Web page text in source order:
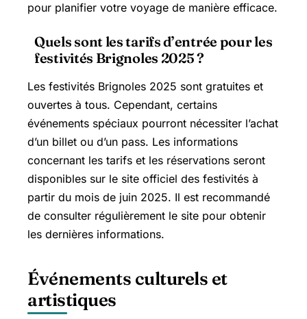
pour planifier votre voyage de manière efficace.
Quels sont les tarifs d’entrée pour les
festivités Brignoles 2025 ?
Les festivités Brignoles 2025 sont gratuites et
ouvertes à tous. Cependant, certains
événements spéciaux pourront nécessiter l’achat
d’un billet ou d’un pass. Les informations
concernant les tarifs et les réservations seront
disponibles sur le site officiel des festivités à
partir du mois de juin 2025. Il est recommandé
de consulter régulièrement le site pour obtenir
les dernières informations.
Événements culturels et
artistiques